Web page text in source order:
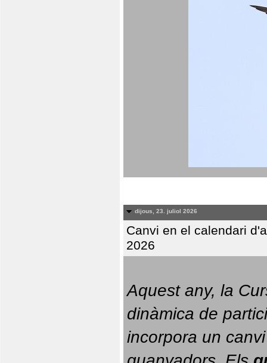
dijous, 23. juliol 2026
Canvi en el calendari
2026
Aquest any, la
dinàmica de
incorpora un